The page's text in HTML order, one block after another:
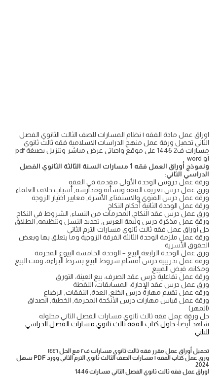
اوراق عمل مادة الفقه ١ نظام المسارات للصف الثالث الثانوي الفصل
الثاني تحميل ورقة عمل منهج الدراسات الاسلامية فقه ثالث ثانوي
مسارات ف2 1446 على موقع واجباتي عرض مباشر وتنزيل بصيغة pdf
أو word
ونموذج أوراق العمل فقه 1 مسارات السنة الثالثة الثانوي الفصل
الدراسي الثاني:
ورقة عمل دروس الوحدة الأولى مقدمة في الفقه
ورق عمل درس تعريف الفقه ونشأته ومدارسه, أسباب خلاف العلماء
ورقه عمل درس الفتوى والاستفتاء, الأسرة, معايير اختيار الزوجة
ورقة عمل الوحدة الثانية أحكام النكاح
ورق عمل درس عقد النكاح, المحرمات من النساء, الشروط في النكاح
ورقة عمل مذكرة درس وليمة العرس, تحديد النسل وتنظيمه, الطلاق
حل أوراق عمل فقه ثالث ثانوي مسارات الترم الثاني
ورقة عمل ملزمة الوحدة الثالثة الفرقة الزوجية وما يتعلق بها وبعض
الحقوق الأسرية
ورق عمل الوحدة الرابعة البيع – الوحدة الخامسة البيوع المحرمة
ورقة عمل تدريبية درس أقسام شروط البيع بشرط البراءة، وقت البيع
ومكانه، قبض المبيع
ورقة عمل تفاعلية درس عقد الصرف، بيع العينة، التورق
ورق عمل درس عقد الإجارة، المسابقات، اللقطة
ورقه عمل تقييم مهارة درس الخلع, العدة, النفقات, الرضاع
ورقة عمل قياس مهارات درس الأنكحة المحرمة, الخطبة, الصداق
(المهر)
حل ورقة عمل فقه ثالث ثانوي مسارات الفصل الثاني محلوله
شاهد أيضاً: حلول كتاب الفقة ثالث ثانوي مسارات الفصل الدراسي
الثاني
تحميل أوراق عمل مقرر فقه ثالث ثانوي مسارات ف٢ مع الحل ١٤٤٦
ورق عمل كتاب الفقه ١ مسارات الصف الثالث ثانوي الترم الثاني وورد PDF سهل
2024
اوراق عمل فقه ثالث ثانوي الفصل الثاني مسارات 1446